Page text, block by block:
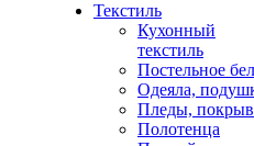
Текстиль
Кухонный
текстиль
Постельное
Одеяла,
Пледы,
Полотенца